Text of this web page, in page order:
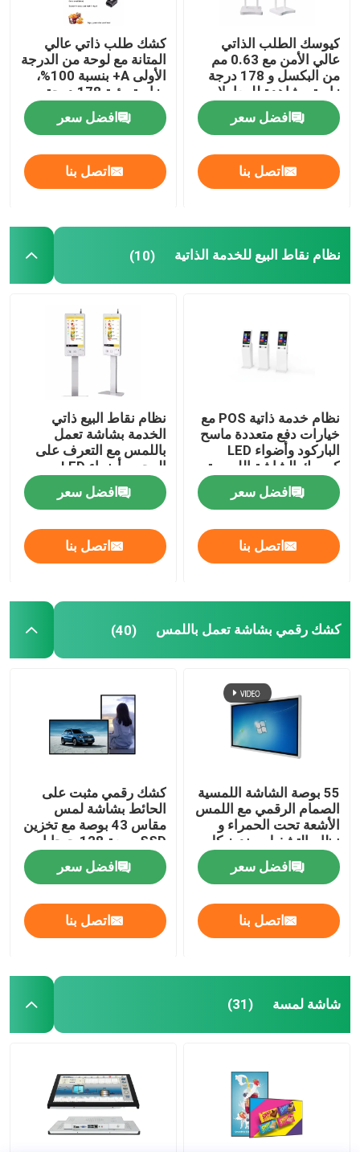
كيوسك الطلب الذاتي
عالي الأمن مع 0.63 مم
من البكسل و 178 درجة
زاوية مشاهدة للمعاملات
الآمنة
افضل سعر
اتصل بنا
كشك طلب ذاتي عالي
المتانة مع لوحة من الدرجة
الأولى A+ بنسبة 100%،
وزاوية رؤية 178 درجة،
وميزات مقاومة للغبار
ومقاومة للتخريب
افضل سعر
اتصل بنا
نظام نقاط البيع للخدمة الذاتية (10)
نظام خدمة ذاتية POS مع
خيارات دفع متعددة ماسح
الباركود وأضواء LED
كيوسك الشاشة اللمسية
افضل سعر
اتصل بنا
نظام نقاط البيع ذاتي
الخدمة بشاشة تعمل
باللمس مع التعرف على
وشاشة مقاس
21.5/24/27 بوصةافضل سعر
اتصل بنا
كشك رقمي بشاشة تعمل باللمس (40)
55 بوصة الشاشة اللمسية
الصمام الرقمي مع اللمس
الأشعة تحت الحمراء و
نظام التشغيل ويندوز كل
في جهاز كمبيوتر واحد
افضل سعر
اتصل بنا
كشك رقمي مثبت على
الحائط بشاشة لمس
مقاس 43 بوصة مع تخزين
SSD بسعة 128 جيجابايت
وشاشة لمس سعوية
افضل سعر
اتصل بنا
شاشة لمسة (31)